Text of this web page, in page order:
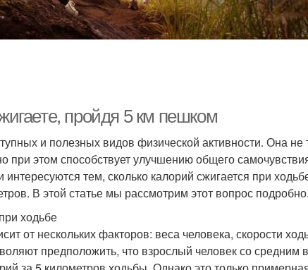
пройдя 5 км пешком
и полезных видов физической активности. Она не
при этом способствует улучшению общего
тем, сколько калорий сжигается при
В этой статье мы рассмотрим этот вопрос подробно.
ходьбе
от нескольких факторов: веса человека, скорости
предположить, что взрослый человек со средним